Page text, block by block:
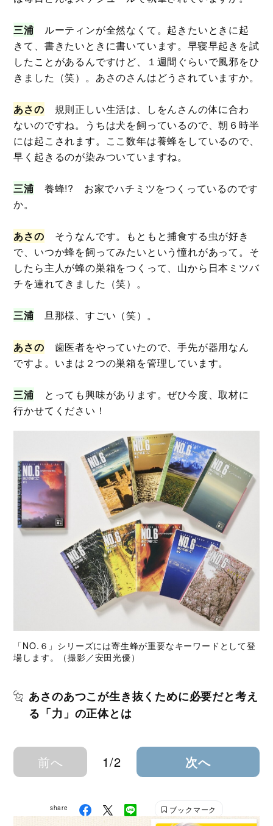
三浦 ルーティンが全然なくて。起きたいときに起
きて、書きたいときに書いています。早寝早起きを試
したことがあるんですけど、１週間ぐらいで風邪をひ
きました（笑）。あさのさんはどうされていますか。
あさの 規則正しい生活は、しをんさんの体に合わ
ないのですね。うちは犬を飼っているので、朝６時半
には起こされます。ここ数年は養蜂をしているので、
早く起きるのが染みついていますね。
三浦 養蜂!? お家でハチミツをつくっているのです
か。
あさの そうなんです。もともと捕食する虫が好き
で、いつか蜂を飼ってみたいという憧れがあって。そ
したら主人が蜂の巣箱をつくって、山から日本ミツバ
チを連れてきました（笑）。
三浦 旦那様、すごい（笑）。
あさの 歯医者をやっていたので、手先が器用なん
ですよ。いまは２つの巣箱を管理しています。
三浦 とっても興味があります。ぜひ今度、取材に
行かせてください！
「NO.６」シリーズには寄生蜂が重要なキーワードとして登
場します。（撮影／安田光優）
あさのあつこが生き抜くために必要だと考え
る「力」の正体とは
前へ 1/2 次へ
share ブックマーク